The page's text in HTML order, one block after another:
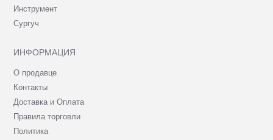
Инструмент
Сургуч
ИНФОРМАЦИЯ
О продавце
Контакты
Доставка и Оплата
Правила торговли
Политика